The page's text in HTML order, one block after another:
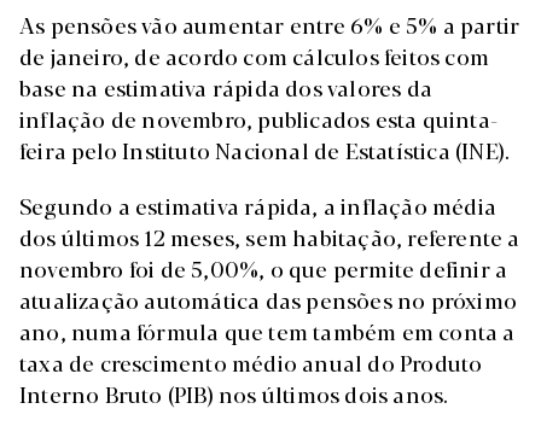
As pensões vão aumentar entre 6% e 5% a partir
de janeiro, de acordo com cálculos feitos com
base na estimativa rápida dos valores da
inflação de novembro, publicados esta quinta-
feira pelo Instituto Nacional de Estatística (INE).
Segundo a estimativa rápida, a inflação média
dos últimos 12 meses, sem habitação, referente a
novembro foi de 5,00%, o que permite definir a
atualização automática das pensões no próximo
ano, numa fórmula que tem também em conta a
taxa de crescimento médio anual do Produto
Interno Bruto (PIB) nos últimos dois anos.